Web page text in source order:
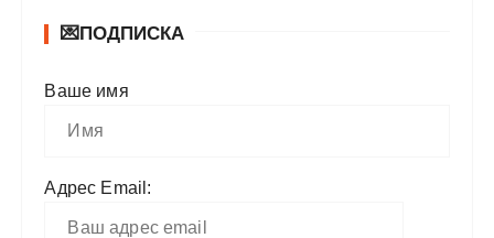
💌ПОДПИСКА
Ваше имя
Адрес Email: